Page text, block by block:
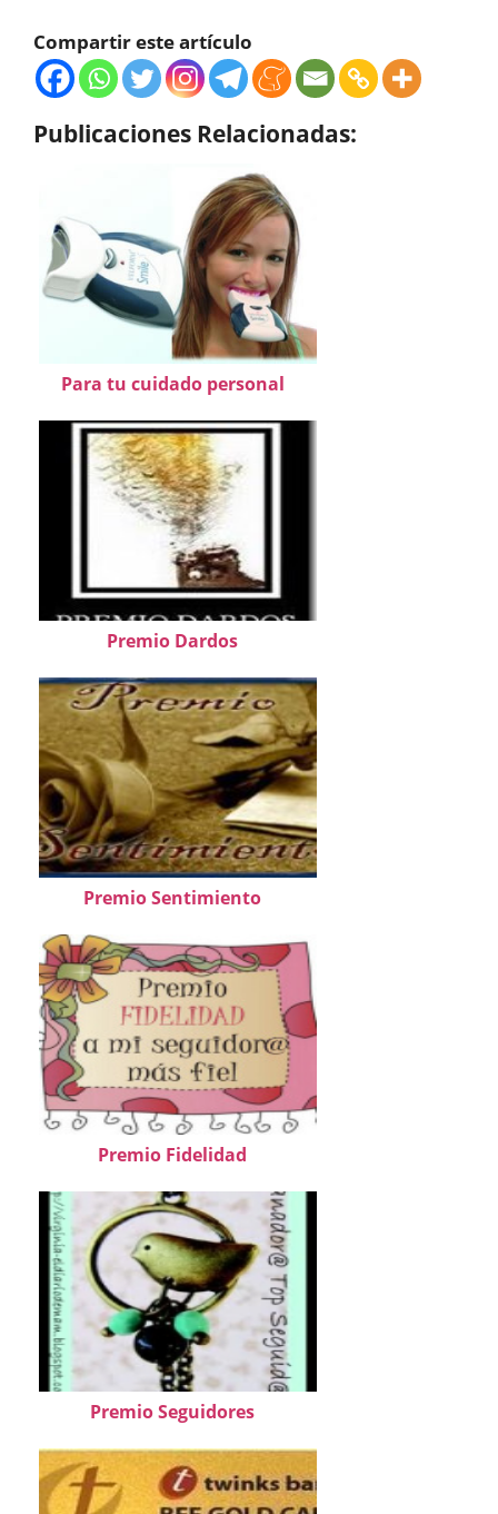
Compartir este artículo
Publicaciones Relacionadas:
Para tu cuidado personal
Premio Dardos
Premio Sentimiento
Premio Fidelidad
Premio Seguidores